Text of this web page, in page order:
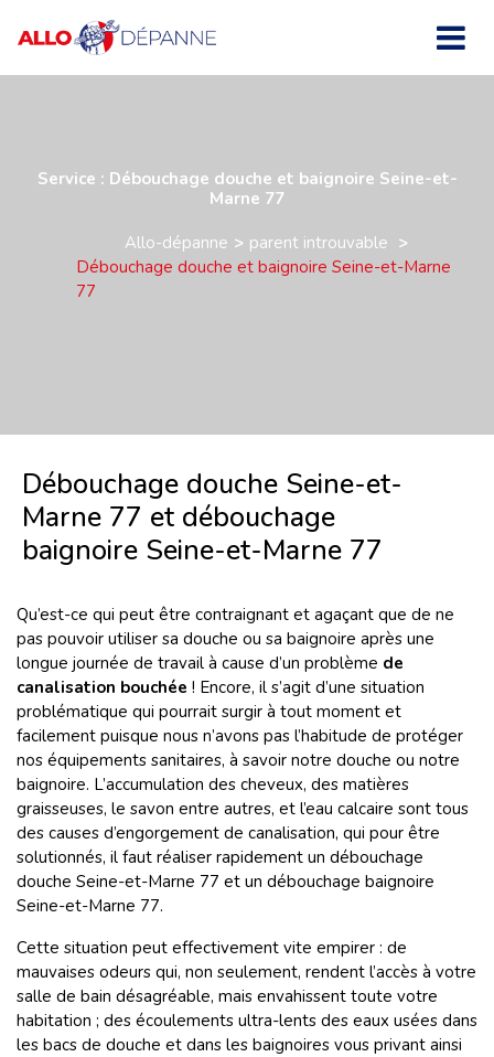
Service : Débouchage douche et baignoire Seine-et-
Marne 77
Allo-dépanne
parent introuvable
Débouchage douche et baignoire Seine-et-Marne
77
Débouchage douche Seine-et-
Marne 77 et débouchage
baignoire Seine-et-Marne 77
Qu’est-ce qui peut être contraignant et agaçant que de ne
pas pouvoir utiliser sa douche ou sa baignoire après une
longue journée de travail à cause d’un problème de
canalisation bouchée ! Encore, il s’agit d’une situation
problématique qui pourrait surgir à tout moment et
facilement puisque nous n’avons pas l’habitude de protéger
nos équipements sanitaires, à savoir notre douche ou notre
baignoire. L’accumulation des cheveux, des matières
graisseuses, le savon entre autres, et l’eau calcaire sont tous
des causes d’engorgement de canalisation, qui pour être
solutionnés, il faut réaliser rapidement un débouchage
douche Seine-et-Marne 77 et un débouchage baignoire
Seine-et-Marne 77.
Cette situation peut effectivement vite empirer : de
mauvaises odeurs qui, non seulement, rendent l’accès à votre
salle de bain désagréable, mais envahissent toute votre
habitation ; des écoulements ultra-lents des eaux usées dans
les bacs de douche et dans les baignoires vous privant ainsi